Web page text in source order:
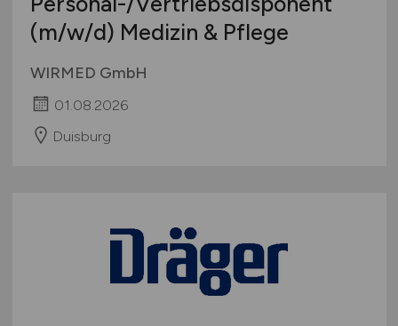
(m/w/d) Medizin & Pflege
WIRMED GmbH
01.08.2026
Duisburg